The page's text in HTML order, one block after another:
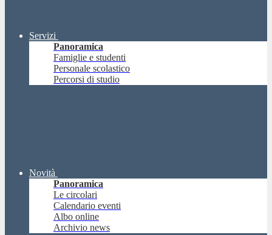
Servizi
Panoramica
Famiglie e studenti
Personale scolastico
Percorsi di studio
Novità
Panoramica
Le circolari
Calendario eventi
Albo online
Archivio news